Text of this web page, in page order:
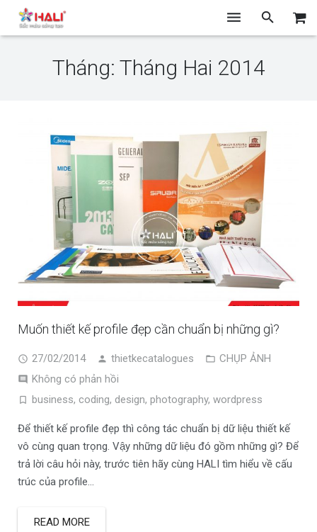
CHỤP ẢNH
Tháng: Tháng Hai 2014
Muốn thiết kế profile đẹp cần chuẩn bị những gì?
27/02/2014 thietkecatalogues
CHỤP ẢNH
Không có phản hồi
business, coding, design, photography, wordpress
Để thiết kế profile đẹp thì công tác chuẩn bị dữ liệu thiết kế
vô cùng quan trọng. Vậy những dữ liệu đó gồm những gì? Để
trả lời câu hỏi này, trước tiên hãy cùng HALI tìm hiểu về cấu
trúc của profile…
READ MORE